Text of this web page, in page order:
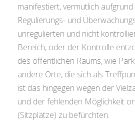
manifestiert, vermutlich
Regulierungs- und
unregulierten und nicht
Bereich, oder der Kontrolle
des öffentlichen Raums, wie
andere Orte, die sich als
ist das hingegen wegen der
und der fehlenden Möglichkeit
(Sitzplätze) zu befürchten.